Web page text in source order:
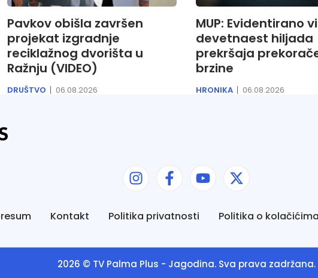
Pavkov obišla završen
projekat izgradnje
reciklažnog dvorišta u
Ražnju (VIDEO)
DRUŠTVO 06.08.2026
MUP: Evidentirano
devetnaest hiljada
prekršaja
brzine
HRONIKA 06.08.2026
Kontakt Politika privatnosti Politika o kolačićima
2026 © TV Palma Plus - Jagodina. Sva prava zadržana.